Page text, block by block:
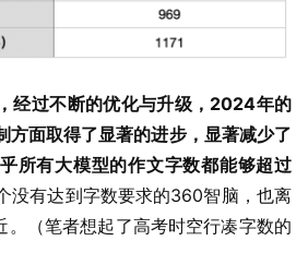
经过不断的优化与升级，2024年的
方面取得了显著的进步，显著减少了
所有大模型的作文字数都能够超过
没有达到字数要求的360智脑，也离
（笔者想起了高考时空行凑字数的